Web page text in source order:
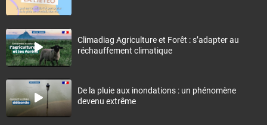
Climadiag Agriculture et Forêt : s’adapter au
réchauffement climatique
De la pluie aux inondations : un phénomène
devenu extrême